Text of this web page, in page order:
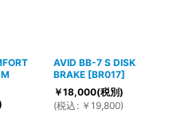
AVID BB-7 S DISK
BRAKE [BR017]
￥18,000(税別)
(税込 : ￥ 19,800)